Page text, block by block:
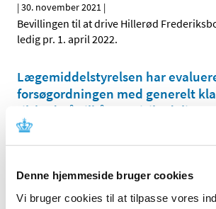
Denne hjemmeside bruger cookies
Vi bruger cookies til at tilpasse vores
|30. november 2021 |
Bevillingen til at drive Hillerød
ledig pr. 1. april 2022.
Lægemiddelstyrelsen har
forsøgordningen med generelt
tilskud på vilkår om risikodeling
|30. november 2021
Et af initiativerne i den daværende
Fremover har både Forxiga 5 mg